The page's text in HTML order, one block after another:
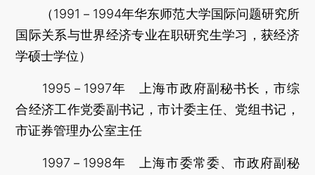
（1991－1994年华东师范大学国际问题研究所
国际关系与世界经济专业在职研究生学习，获经济
学硕士学位）
1995－1997年 上海市政府副秘书长，市综
合经济工作党委副书记，市计委主任、党组书记，
市证券管理办公室主任
1997－1998年 上海市委常委、市政府副秘